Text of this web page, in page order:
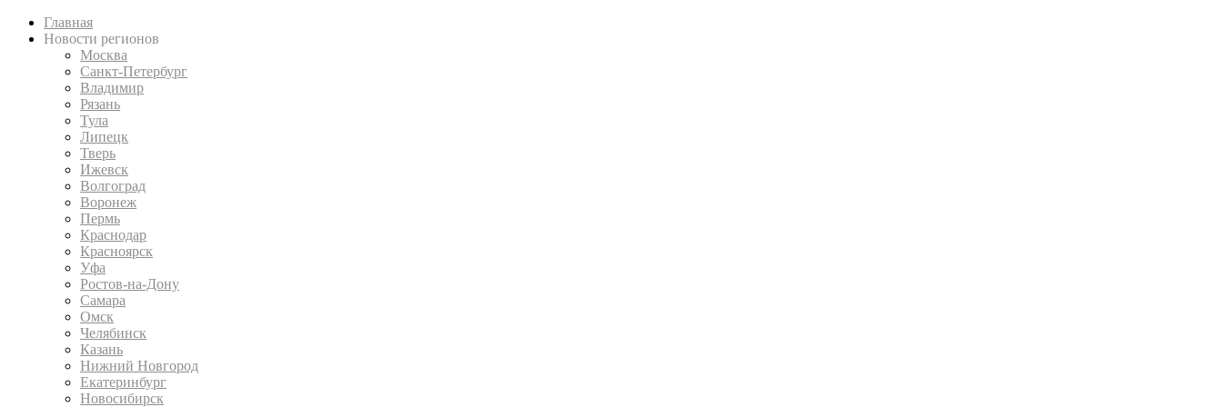
Главная
Новости регионов
Москва
Санкт-Петербург
Владимир
Рязань
Тула
Липецк
Тверь
Ижевск
Волгоград
Воронеж
Пермь
Краснодар
Красноярск
Уфа
Ростов-на-Дону
Самара
Омск
Челябинск
Казань
Нижний Новгород
Екатеринбург
Новосибирск